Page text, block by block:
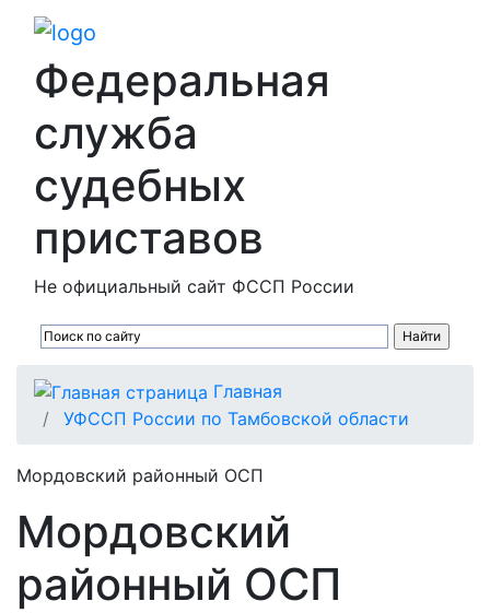
Федеральная
служба
судебных
приставов
Не официальный сайт ФССП России
Главная
УФССП России по Тамбовской области
Мордовский районный ОСП
Мордовский
районный ОСП